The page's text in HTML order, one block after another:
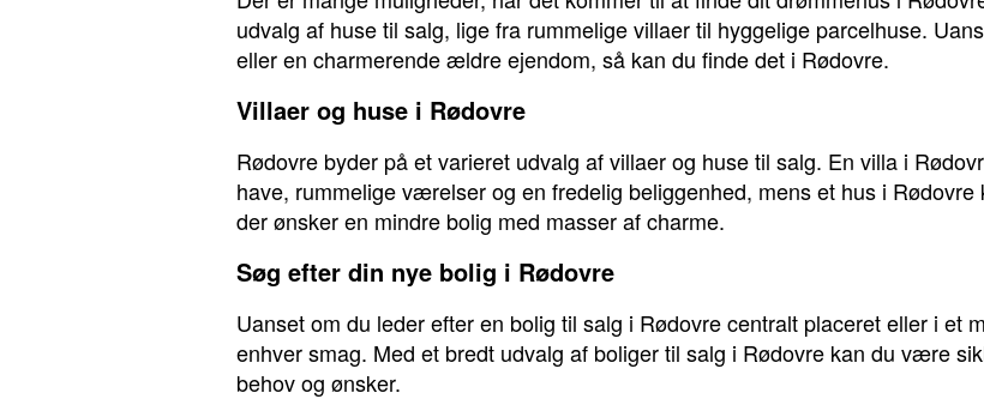
udvalg af huse til salg, lige fra rummelige villaer til hyggelige parcelhuse.
eller en charmerende ældre ejendom, så kan du finde det i Rødovre.
Villaer og huse i Rødovre
Rødovre byder på et varieret udvalg af villaer og huse til salg. En villa i
have, rummelige værelser og en fredelig beliggenhed, mens et hus i
der ønsker en mindre bolig med masser af charme.
Søg efter din nye bolig i Rødovre
Uanset om du leder efter en bolig til salg i Rødovre centralt placeret eller i et
enhver smag. Med et bredt udvalg af boliger til salg i Rødovre kan du være
behov og ønsker.